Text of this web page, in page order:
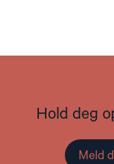
Hold deg
Meld